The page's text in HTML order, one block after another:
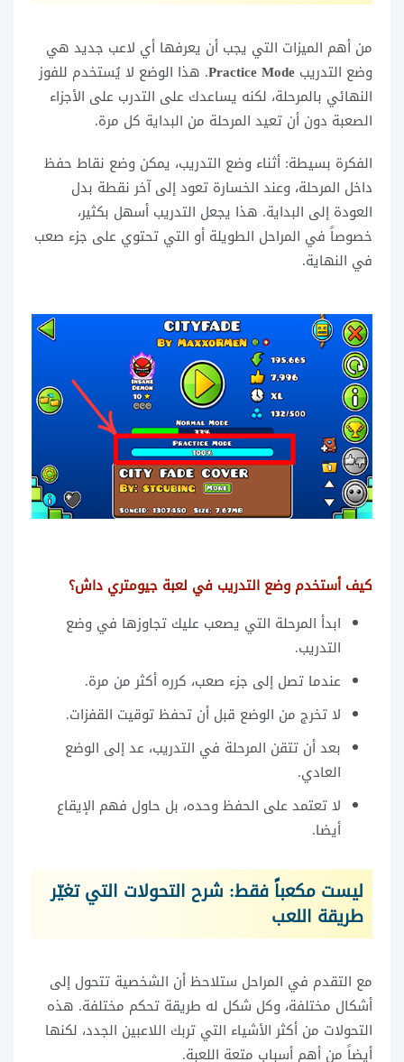
من أهم الميزات التي يجب أن يعرفها أي لاعب جديد هي
وضع التدريب Practice Mode. هذا الوضع لا يُستخدم للفوز
النهائي بالمرحلة، لكنه يساعدك على التدرب على الأجزاء
الصعبة دون أن تعيد المرحلة من البداية كل مرة.
الفكرة بسيطة: أثناء وضع التدريب، يمكن وضع نقاط حفظ
داخل المرحلة، وعند الخسارة تعود إلى آخر نقطة بدل
العودة إلى البداية. هذا يجعل التدريب أسهل بكثير،
خصوصاً في المراحل الطويلة أو التي تحتوي على جزء صعب
في النهاية.
كيف أستخدم وضع التدريب في لعبة جيومتري داش؟
ابدأ المرحلة التي يصعب عليك تجاوزها في وضع
التدريب.
عندما تصل إلى جزء صعب، كرره أكثر من مرة.
لا تخرج من الوضع قبل أن تحفظ توقيت القفزات.
بعد أن تتقن المرحلة في التدريب، عد إلى الوضع
العادي.
لا تعتمد على الحفظ وحده، بل حاول فهم الإيقاع
أيضا.
ليست مكعباً فقط: شرح التحولات التي تغيّر
طريقة اللعب
مع التقدم في المراحل ستلاحظ أن الشخصية تتحول إلى
أشكال مختلفة، وكل شكل له طريقة تحكم مختلفة. هذه
التحولات من أكثر الأشياء التي تربك اللاعبين الجدد، لكنها
أيضاً من أهم أسباب متعة اللعبة.